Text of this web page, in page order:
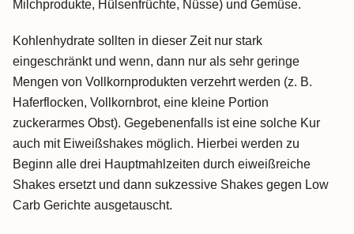
Milchprodukte, Hülsenfrüchte, Nüsse) und Gemüse.
Kohlenhydrate sollten in dieser Zeit nur stark
eingeschränkt und wenn, dann nur als sehr geringe
Mengen von Vollkornprodukten verzehrt werden (z. B.
Haferflocken, Vollkornbrot, eine kleine Portion
zuckerarmes Obst). Gegebenenfalls ist eine solche Kur
auch mit Eiweißshakes möglich. Hierbei werden zu
Beginn alle drei Hauptmahlzeiten durch eiweißreiche
Shakes ersetzt und dann sukzessive Shakes gegen Low
Carb Gerichte ausgetauscht.